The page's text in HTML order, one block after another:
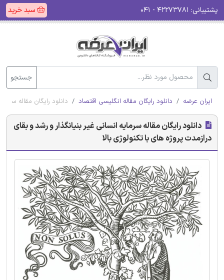
پشتیبانی: سبد خرید
جستجو
ایران عرضه دانلود رایگان مقاله انگلیسی اقتصاد دانلود رایگان مقاله
دانلود رایگان مقاله سرمایه انسانی غیر بنیانگذار و رشد و بقای
درازمدت پروژه های با تکنولوژی بالا